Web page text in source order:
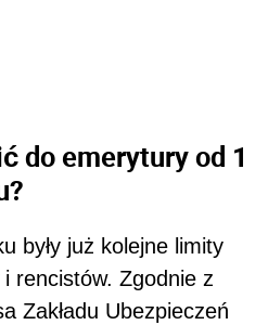
do emerytury od 1
były już kolejne limity
rencistów. Zgodnie z
Zakładu Ubezpieczeń